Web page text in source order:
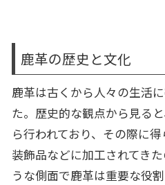
鹿革の歴史と文化
鹿革は古くから人々の生活
た。歴史的な観点から見る
ら行われており、その際に
装飾品などに加工されてき
うな側面で鹿革は重要な役